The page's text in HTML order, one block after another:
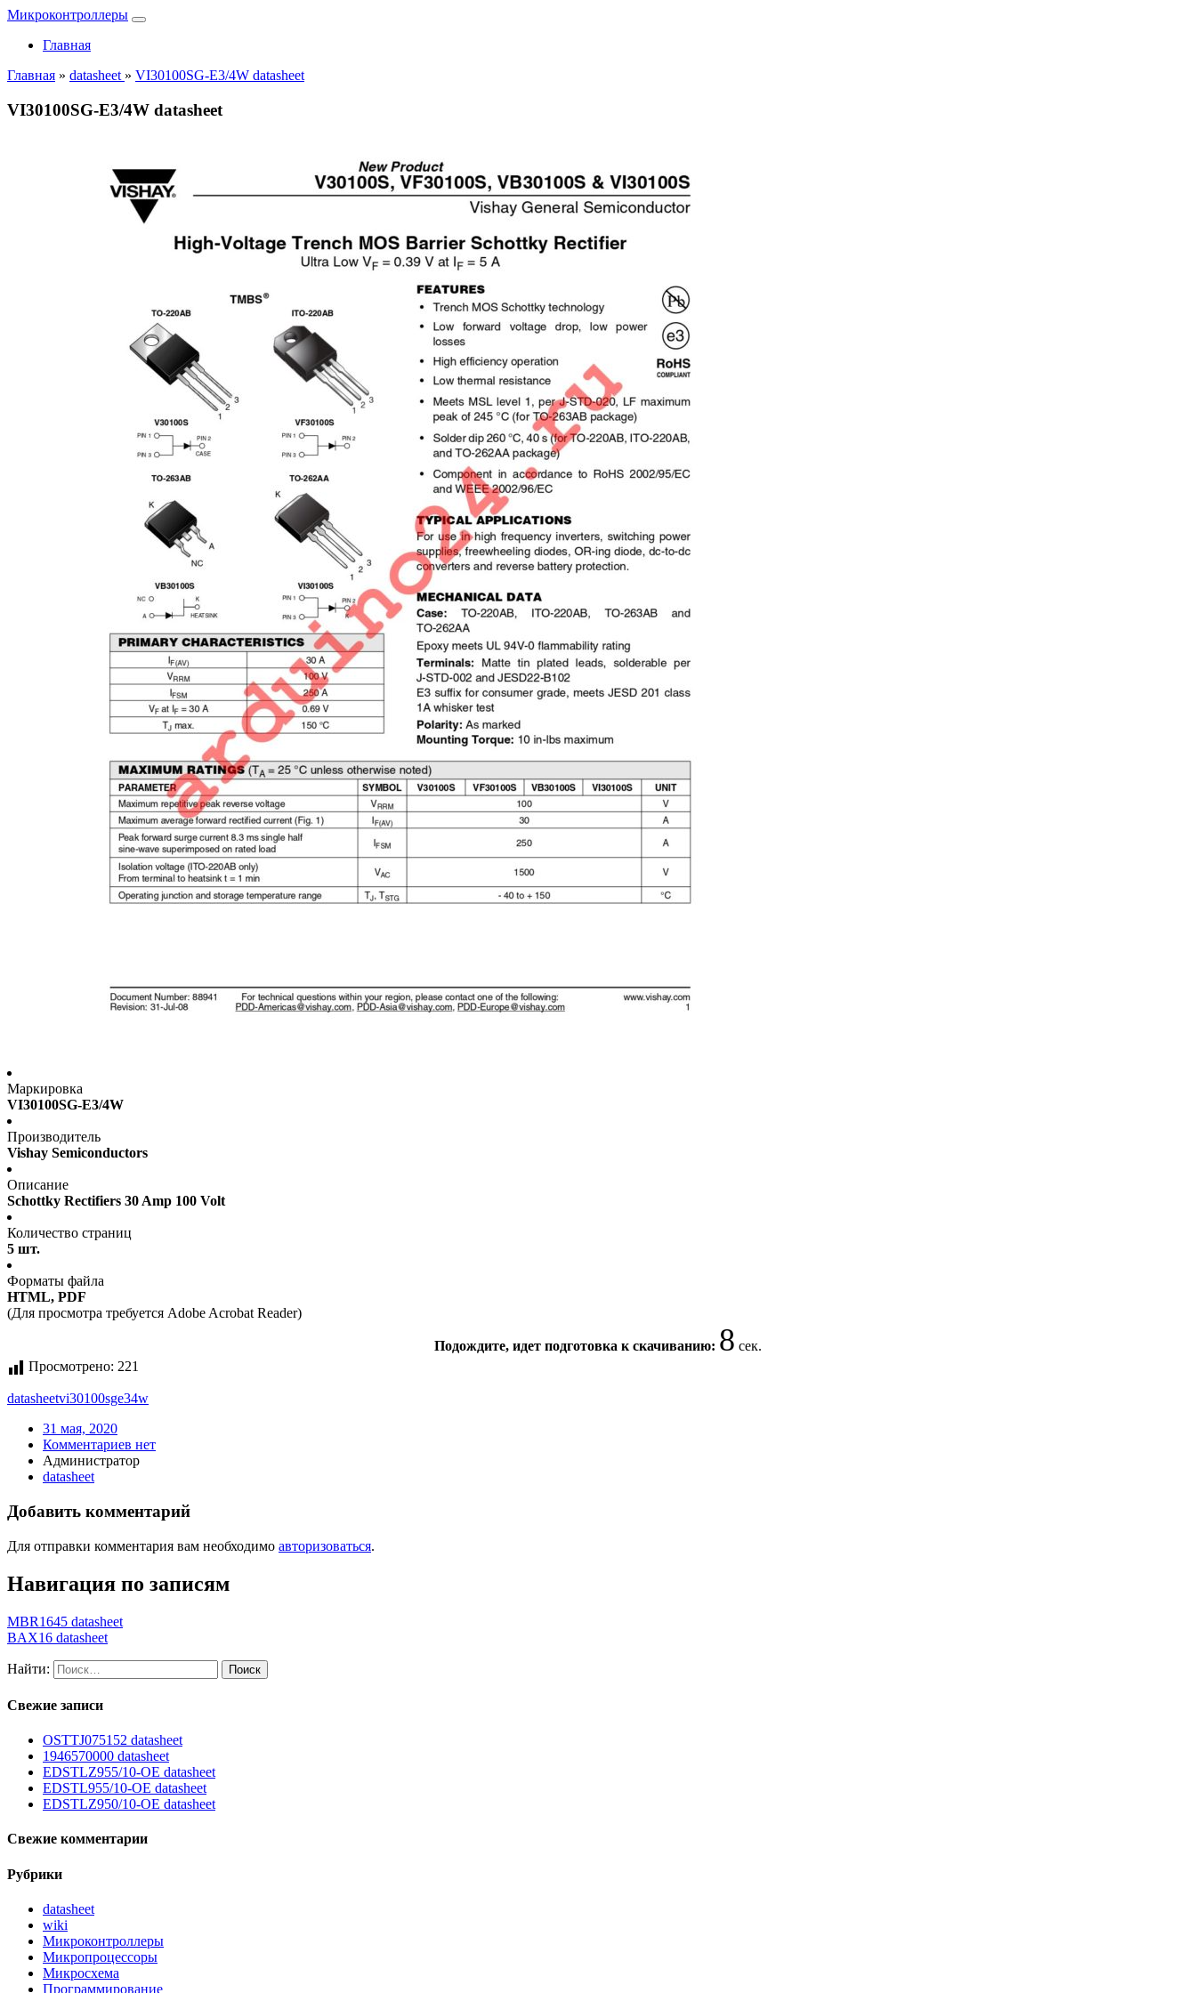
Микроконтроллеры
Главная
Главная » datasheet » VI30100SG-E3/4W datasheet
VI30100SG-E3/4W datasheet
Маркировка
VI30100SG-E3/4W
Производитель
Vishay Semiconductors
Описание
Schottky Rectifiers 30 Amp 100 Volt
Количество страниц
5 шт.
Форматы файла
HTML, PDF
(Для просмотра требуется Adobe Acrobat Reader)
Подождите, идет подготовка к скачиванию: 8 сек.
Просмотрено: 221
datasheetvi30100sge34w
31 мая, 2020
Комментариев нет
Администратор
datasheet
Добавить комментарий
Для отправки комментария вам необходимо авторизоваться.
Навигация по записям
MBR1645 datasheet
BAX16 datasheet
Найти:
Свежие записи
OSTTJ075152 datasheet
1946570000 datasheet
EDSTLZ955/10-OE datasheet
EDSTL955/10-OE datasheet
EDSTLZ950/10-OE datasheet
Свежие комментарии
Рубрики
datasheet
wiki
Микроконтроллеры
Микропроцессоры
Микросхема
Программирование